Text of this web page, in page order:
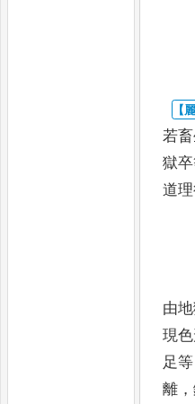
若
獄
道
由
現
足等
離 ，